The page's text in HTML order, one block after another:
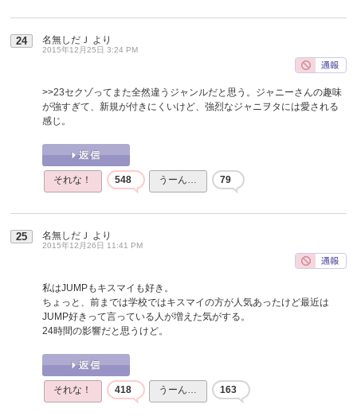
24 名無しだＪ より
2015年12月25日 3:24 PM
>>23セクゾってまた全然違うジャンルだと思う。ジャニーさんの趣味
が強すぎて、新規が付きにくいけど、強烈なジャニヲタには愛される
感じ。
それな！ 548 うーん… 79
25 名無しだＪ より
2015年12月26日 11:41 PM
私はJUMPもキスマイも好き。
ちょっと、前までは学校ではキスマイの方が人気あったけど最近は
JUMP好きって言っている人が増えた気がする。
24時間の影響だと思うけど。
それな！ 418 うーん… 163